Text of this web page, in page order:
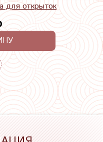
для открыток